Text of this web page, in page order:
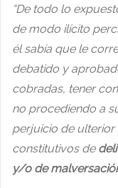
“De todo lo
de modo ilícito
él sabía que le
debatido y
cobradas, tener
no procediendo a
perjuicio de ulterior
constitutivos de
y/o de